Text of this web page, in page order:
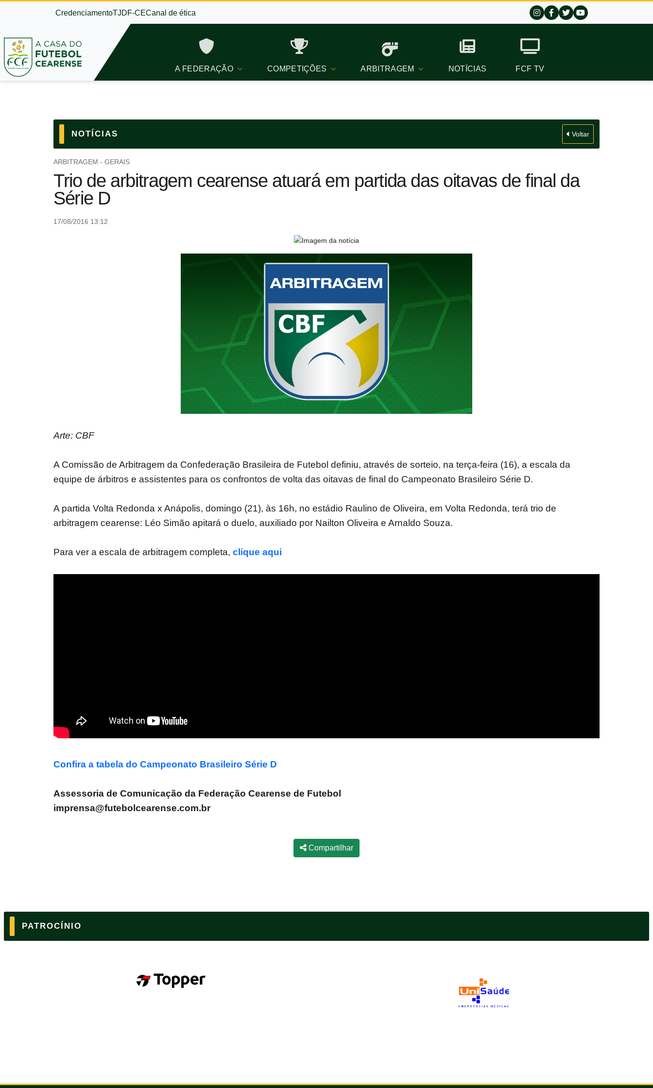
CredenciamentoTJDF-CECanal de ética
A FEDERAÇÃO COMPETIÇÕES ARBITRAGEM NOTÍCIAS FCF TV
NOTÍCIAS Voltar
ARBITRAGEM - GERAIS
Trio de arbitragem cearense atuará em partida das oitavas de final da
Série D
17/08/2016 13:12
Arte: CBF
A Comissão de Arbitragem da Confederação Brasileira de Futebol definiu, através de sorteio, na terça-feira (16), a escala da
equipe de árbitros e assistentes para os confrontos de volta das oitavas de final do Campeonato Brasileiro Série D.
A partida Volta Redonda x Anápolis, domingo (21), às 16h, no estádio Raulino de Oliveira, em Volta Redonda, terá trio de
arbitragem cearense: Léo Simão apitará o duelo, auxiliado por Nailton Oliveira e Arnaldo Souza.
Para ver a escala de arbitragem completa, clique aqui
Confira a tabela do Campeonato Brasileiro Série D
Assessoria de Comunicação da Federação Cearense de Futebol
imprensa@futebolcearense.com.br
Compartilhar
PATROCÍNIO